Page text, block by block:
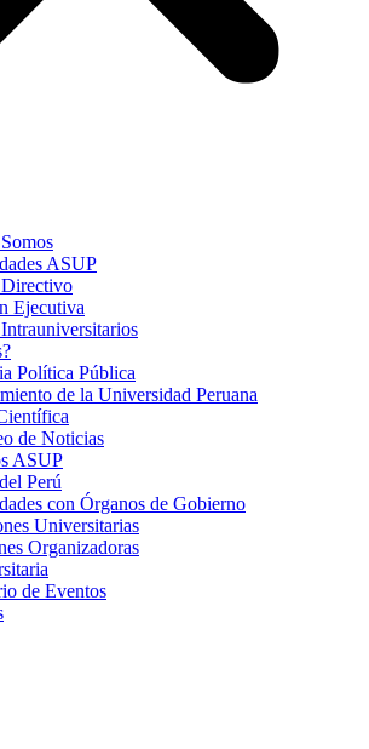
ASUP
Ejecutiva
Política Pública
de la Universidad Peruana
de Noticias
ASUP
Perú
con Órganos de Gobierno
Universitarias
Organizadoras
de Eventos